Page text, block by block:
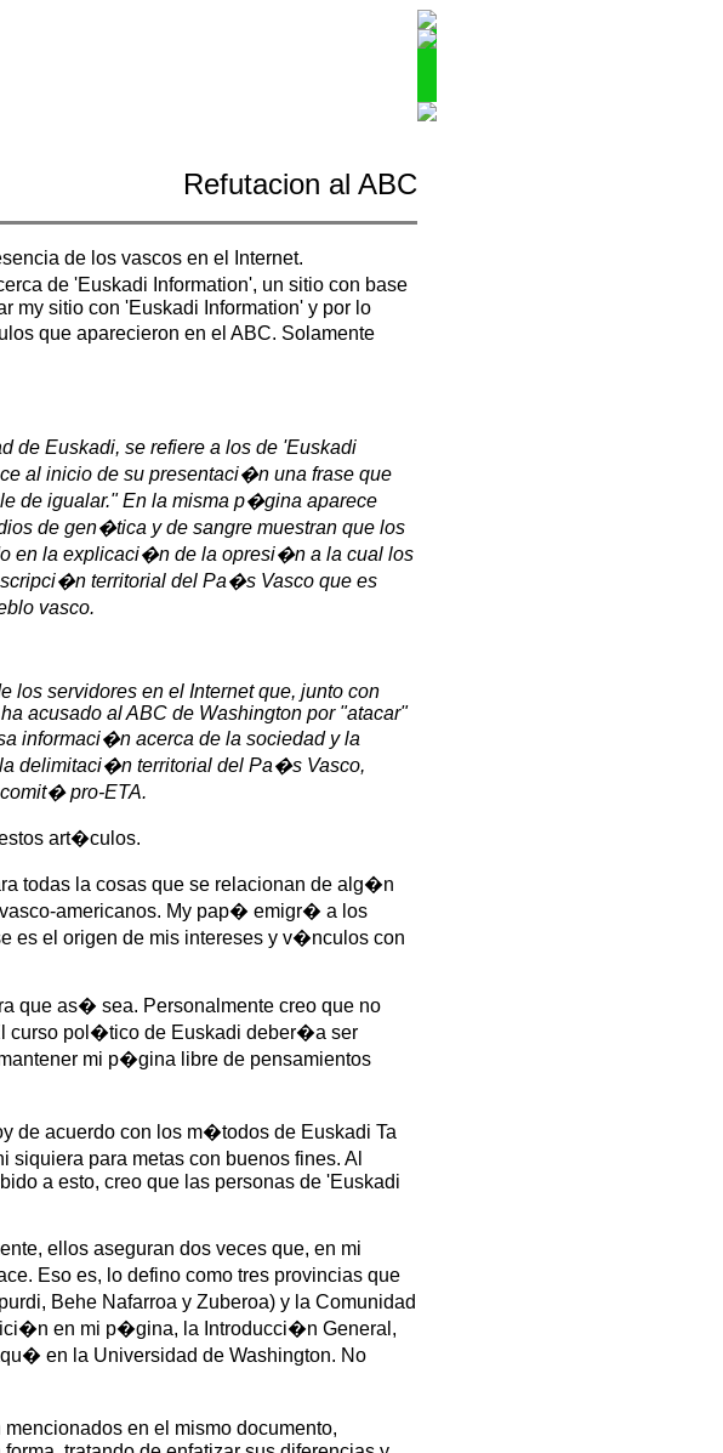
Refutacion al ABC
de los vascos en el Internet.
de 'Euskadi Information', un sitio con base
my sitio con 'Euskadi Information' y por lo
que aparecieron en el ABC. Solamente
de Euskadi, se refiere a los de 'Euskadi
al inicio de su presentaci�n una frase que
de igualar." En la misma p�gina aparece
de gen�tica y de sangre muestran que los
en la explicaci�n de la opresi�n a la cual los
territorial del Pa�s Vasco que es
vasco.
los servidores en el Internet que, junto con
acusado al ABC de Washington por "atacar"
informaci�n acerca de la sociedad y la
delimitaci�n territorial del Pa�s Vasco,
pro-ETA.
art�culos.
todas la cosas que se relacionan de alg�n
americanos. My pap� emigr� a los
es el origen de mis intereses y v�nculos con
que as� sea. Personalmente creo que no
curso pol�tico de Euskadi deber�a ser
mi p�gina libre de pensamientos
de acuerdo con los m�todos de Euskadi Ta
para metas con buenos fines. Al
a esto, creo que las personas de 'Euskadi
ellos aseguran dos veces que, en mi
Eso es, lo defino como tres provincias que
Behe Nafarroa y Zuberoa) y la Comunidad
en mi p�gina, la Introducci�n General,
en la Universidad de Washington. No
en el mismo documento,